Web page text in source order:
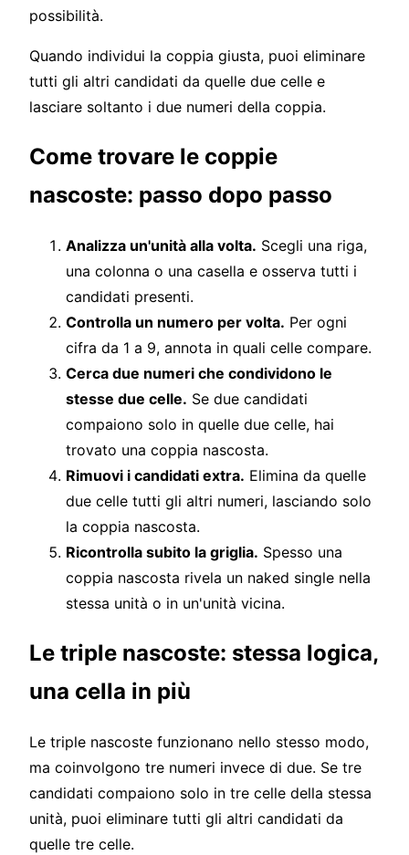
possibilità.
Quando individui la coppia giusta, puoi eliminare
tutti gli altri candidati da quelle due celle e
lasciare soltanto i due numeri della coppia.
Come trovare le coppie
nascoste: passo dopo passo
Analizza un'unità alla volta. Scegli una riga,
una colonna o una casella e osserva tutti i
candidati presenti.
Controlla un numero per volta. Per ogni
cifra da 1 a 9, annota in quali celle compare.
Cerca due numeri che condividono le
stesse due celle. Se due candidati
compaiono solo in quelle due celle, hai
trovato una coppia nascosta.
Rimuovi i candidati extra. Elimina da quelle
due celle tutti gli altri numeri, lasciando solo
la coppia nascosta.
Ricontrolla subito la griglia. Spesso una
coppia nascosta rivela un naked single nella
stessa unità o in un'unità vicina.
Le triple nascoste: stessa logica,
una cella in più
Le triple nascoste funzionano nello stesso modo,
ma coinvolgono tre numeri invece di due. Se tre
candidati compaiono solo in tre celle della stessa
unità, puoi eliminare tutti gli altri candidati da
quelle tre celle.